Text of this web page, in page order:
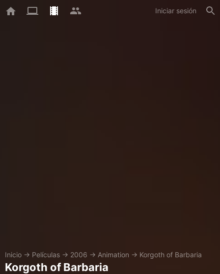
Iniciar sesión
Inicio → Películas → 2006 → Animation → Korgoth of Barbaria
Korgoth of Barbaria